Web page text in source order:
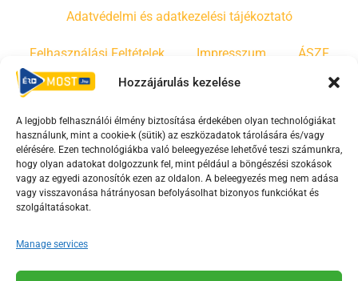
Hozzájárulás kezelése
A legjobb felhasználói élmény biztosítása érdekében olyan technológiákat
használunk, mint a cookie-k (sütik) az eszközadatok tárolására és/vagy
elérésére. Ezen technológiákba való beleegyezése lehetővé teszi számunkra,
hogy olyan adatokat dolgozzunk fel, mint például a böngészési szokások
vagy az egyedi azonosítók ezen az oldalon. A beleegyezés meg nem adása
vagy visszavonása hátrányosan befolyásolhat bizonyos funkciókat és
szolgáltatásokat.
Manage services
Adatvédelmi és adatkezelési tájékoztató
Felhasználási Feltételek Impresszum ÁSZF
Irányelvek Moderálási szabályzat
F
a
c
e
o
o
Y
o
u
t
b
e
T
i
k
Az Érd Média médiaszolgáltatási tevékenységét a